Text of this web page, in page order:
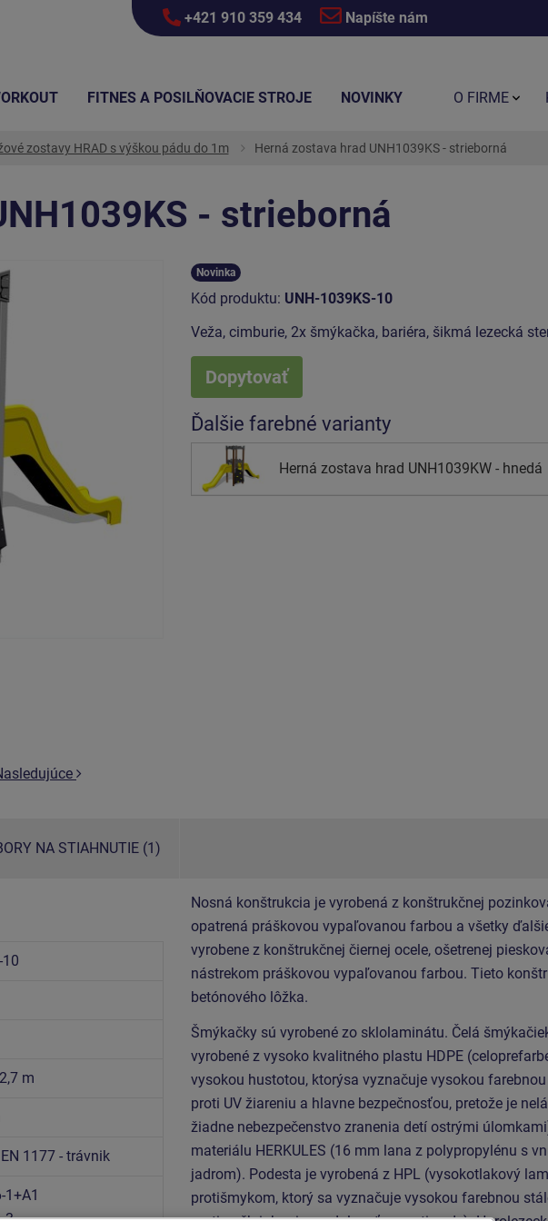
+421 910 359 434 Napíšte nám
zostavy HRAD s výškou pádu do 1m Herná zostava hrad UNH1039KS - strieborná
- strieborná
Novinka
Kód produktu: UNH-1039KS-10
Veža, cimburie, 2x šmýkačka, bariéra, šikmá lezecká
Dopytovať
Ďalšie farebné varianty
Herná zostava hrad UNH1039KW - hnedá
NA STIAHNUTIE (1)
10
m
1177 - trávnik
1+A1
Nosná konštrukcia je vyrobená z konštrukčnej
opatrená práškovou vypaľovanou farbou a všetky
vyrobene z konštrukčnej čiernej ocele, ošetrenej
nástrekom práškovou vypaľovanou farbou. Tieto
betónového lôžka.
Šmýkačky sú vyrobené zo sklolaminátu. Čelá
vyrobené z vysoko kvalitného plastu HDPE
vysokou hustotou, ktorýsa vyznačuje vysokou
proti UV žiareniu a hlavne bezpečnosťou, pretože je
žiadne nebezpečenstvo zranenia detí ostrými
materiálu HERKULES (16 mm lana z polypropylénu s
jadrom). Podesta je vyrobená z HPL (vysokotlakový
protišmykom, ktorý sa vyznačuje vysokou farebnou
FITNES A POSILŇOVACIE STROJE NOVINKY O FIRME